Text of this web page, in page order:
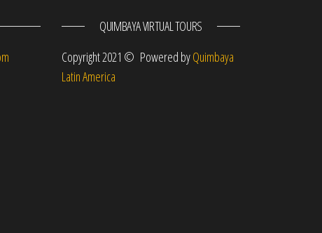
QUIMBAYA VIRTUAL TOURS
Copyright 2021 © Powered byQuimbaya
Latin America